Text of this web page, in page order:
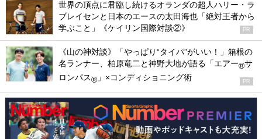
世界の頂点に君臨し続けるオランダの超人ハリー・ラ
ブレイセンと日本のエースの太田海也「絶対王者から
学ぶこと」《ケイリン国際対談②》
PR
《山の神対談》「やっぱり“タイパ”がいい！」箱根の
名ランナー、柏原竜二と神野大地が語る「エアー®サ
ロンパス® 」×コンディショニング術 PR